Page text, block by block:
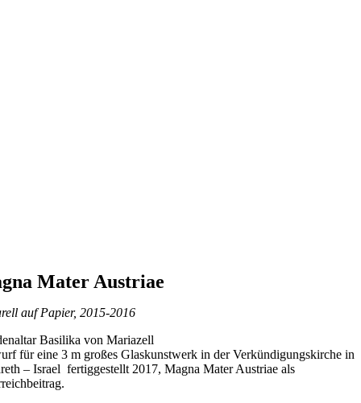
Mater Austriae
auf Papier, 2015-2016
Basilika von Mariazell
für eine 3 m großes Glaskunstwerk in der Verkündigungskirche in
– Israel fertiggestellt 2017, Magna Mater Austriae als